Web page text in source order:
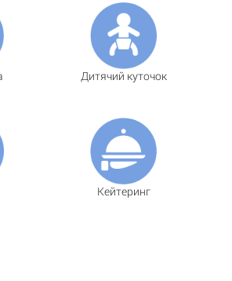
Дитячий куточок
Кейтеринг